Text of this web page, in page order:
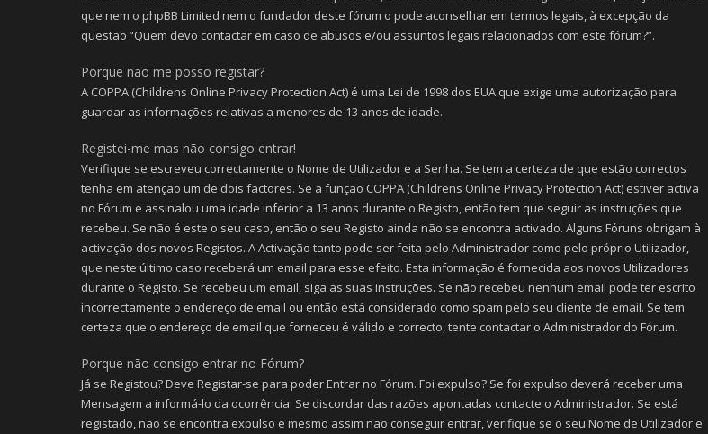
que nem o phpBB Limited nem o fundador deste fórum o pode aconselhar em termos legais, à excepção da
questão “Quem devo contactar em caso de abusos e/ou assuntos legais relacionados com este fórum?”.
Porque não me posso registar?
A COPPA (Childrens Online Privacy Protection Act) é uma Lei de 1998 dos EUA que exige uma autorização para
guardar as informações relativas a menores de 13 anos de idade.
Registei-me mas não consigo entrar!
Verifique se escreveu correctamente o Nome de Utilizador e a Senha. Se tem a certeza de que estão correctos
tenha em atenção um de dois factores. Se a função COPPA (Childrens Online Privacy Protection Act) estiver activa
no Fórum e assinalou uma idade inferior a 13 anos durante o Registo, então tem que seguir as instruções que
recebeu. Se não é este o seu caso, então o seu Registo ainda não se encontra activado. Alguns Fóruns obrigam à
activação dos novos Registos. A Activação tanto pode ser feita pelo Administrador como pelo próprio Utilizador,
que neste último caso receberá um email para esse efeito. Esta informação é fornecida aos novos Utilizadores
durante o Registo. Se recebeu um email, siga as suas instruções. Se não recebeu nenhum email pode ter escrito
incorrectamente o endereço de email ou então está considerado como spam pelo seu cliente de email. Se tem
certeza que o endereço de email que forneceu é válido e correcto, tente contactar o Administrador do Fórum.
Porque não consigo entrar no Fórum?
Já se Registou? Deve Registar-se para poder Entrar no Fórum. Foi expulso? Se foi expulso deverá receber uma
Mensagem a informá-lo da ocorrência. Se discordar das razões apontadas contacte o Administrador. Se está
registado, não se encontra expulso e mesmo assim não conseguir entrar, verifique se o seu Nome de Utilizador e